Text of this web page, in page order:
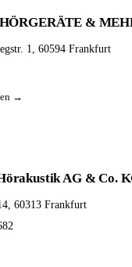
&
1, 60594 Frankfurt
→
AG & Co.
60313 Frankfurt